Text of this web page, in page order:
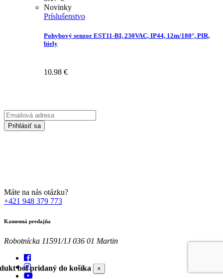
Novinky
Príslušenstvo
Pohybový senzor EST11-BI, 230VAC, IP44, 12m/180°, PIR,
biely
10.98 €
Emailová
adresa
Prihlásiť sa
Máte na nás otázku?
+421 948 379 773
Kamenná predajňa
Robotnícka 11591/1J 036 01 Martin
bol pridaný do košíka ×